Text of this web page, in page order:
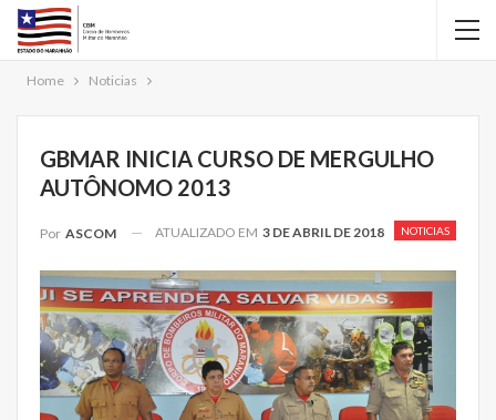
Home Noticias
GBMAR INICIA CURSO DE MERGULHO
AUTÔNOMO 2013
NOTICIAS
Por ASCOM ATUALIZADO EM 3 DE ABRIL DE 2018